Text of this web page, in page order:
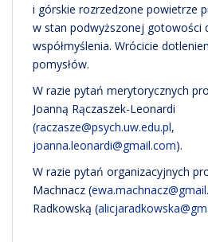
i górskie rozrzedzone powietrze
w stan podwyższonej gotowości
współmyślenia. Wrócicie
pomysłów.
W razie pytań merytorycznych
Joanną Rączaszek-Leonardi
(raczasze@psych.uw.edu.pl,
joanna.leonardi@gmail.com).
W razie pytań organizacyjnych
Machnacz (
Radkowską (